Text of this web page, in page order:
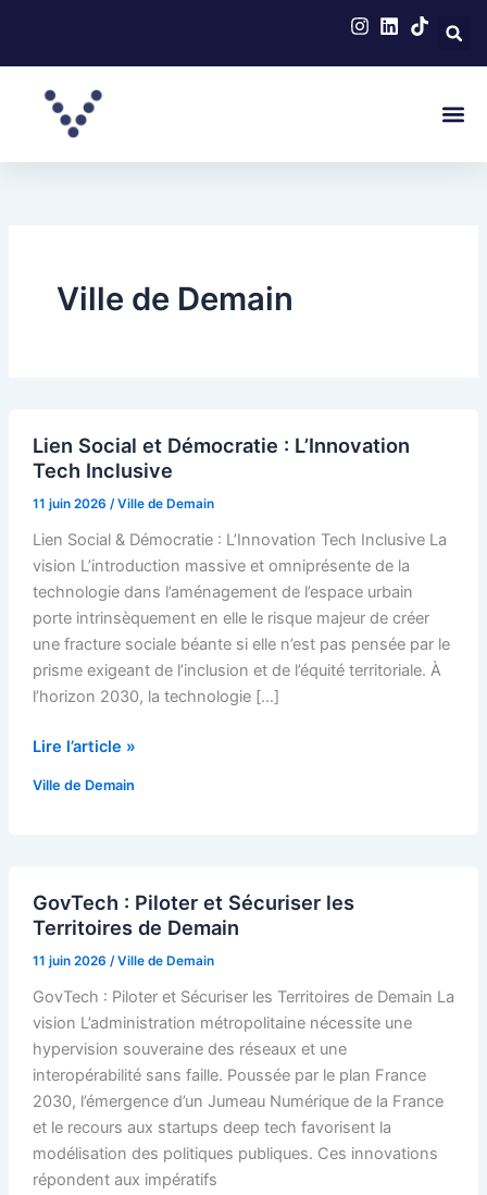
contenu
Ville de Demain
Lien Social et Démocratie : L’Innovation
Tech Inclusive
11 juin 2026 /Ville de Demain
Lien Social & Démocratie : L’Innovation Tech Inclusive La
vision L’introduction massive et omniprésente de la
technologie dans l’aménagement de l’espace urbain
porte intrinsèquement en elle le risque majeur de créer
une fracture sociale béante si elle n’est pas pensée par le
prisme exigeant de l’inclusion et de l’équité territoriale. À
l’horizon 2030, la technologie […]
Social
et
Démocratie
L’Innovation
Tech
Inclusive
Lire l’article »
Ville de Demain
GovTech : Piloter et Sécuriser les
Territoires de Demain
11 juin 2026 /Ville de Demain
GovTech : Piloter et Sécuriser les Territoires de Demain La
vision L’administration métropolitaine nécessite une
hypervision souveraine des réseaux et une
interopérabilité sans faille. Poussée par le plan France
2030, l’émergence d’un Jumeau Numérique de la France
et le recours aux startups deep tech favorisent la
modélisation des politiques publiques. Ces innovations
répondent aux impératifs
:
Piloter
et
les
Territoires
de
Demain